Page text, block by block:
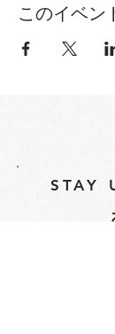
このイベン
STAY